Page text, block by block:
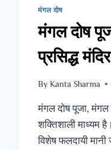
मंगल दोष
मंगल दोष
प्रसिद्ध
By Kanta Sharma
मंगल दोष पूजा,
शक्तिशाली माध्यम
विशेष फलदायी